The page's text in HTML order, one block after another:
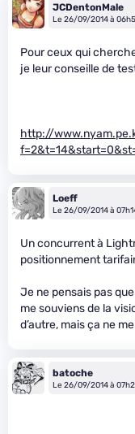
JCDentonMale
Le 26/09/2014 à
Pour ceux qui
je leur conseille de
http://
Loeff
Le 26/09/2014 à
Un concurrent à
positionnement
Je ne pensais pas
me souviens de la
d’autre, mais ça ne
batoche
Le 26/09/2014 à